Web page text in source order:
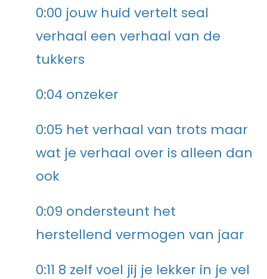
0:00 jouw huid vertelt seal
verhaal een verhaal van de
tukkers
0:04 onzeker
0:05 het verhaal van trots maar
wat je verhaal over is alleen dan
ook
0:09 ondersteunt het
herstellend vermogen van jaar
0:11 8 zelf voel jij je lekker in je vel